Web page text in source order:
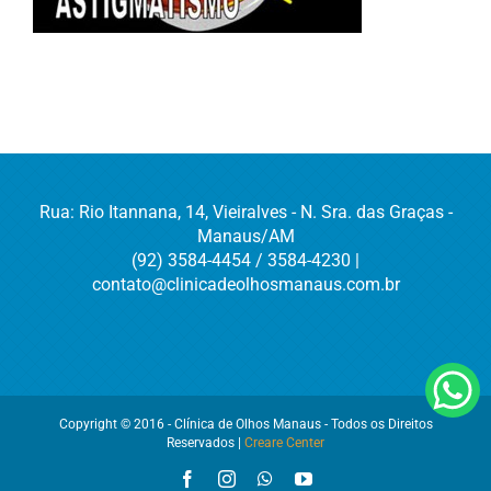
Rua: Rio Itannana, 14, Vieiralves - N. Sra. das Graças -
Manaus/AM
(92) 3584-4454 / 3584-4230 |
contato@clinicadeolhosmanaus.com.br
Copyright © 2016 - Clínica de Olhos Manaus - Todos os Direitos
Reservados | Creare Center
FacebookInstagramWhatsAppYouTube